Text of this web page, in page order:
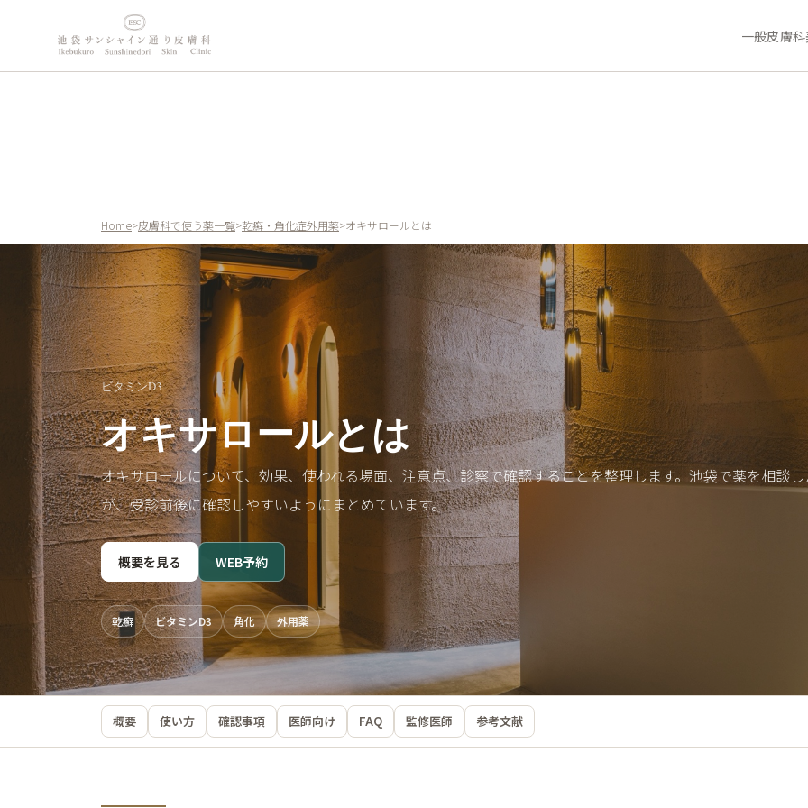
を
一般皮膚科
Home>皮膚科で使う薬一覧>乾癬・角化症外用薬>オキサロールとは
ビタミンD3
オキサロールとは
オキサロールについて、効果、使われる場面、注意点、診察で確認することを整理します。池袋で薬を相談
が、受診前後に確認しやすいようにまとめています。
概要を見る WEB予約
乾癬 ビタミンD3 角化 外用薬
概要 使い方 確認事項 医師向け FAQ 監修医師 参考文献